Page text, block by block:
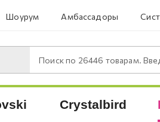
Шоурум Амбассадоры
Поиск по 26446 товарам.
Crystalbird